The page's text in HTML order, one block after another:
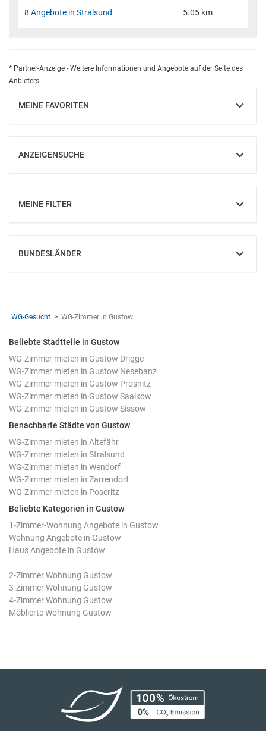
8 Angebote in Stralsund 5.05 km
* Partner-Anzeige - Weitere Informationen und Angebote auf der Seite des
Anbieters
MEINE FAVORITEN
EINBLENDEN
ANZEIGENSUCHE
EINBLENDEN
MEINE FILTER
EINBLENDEN
BUNDESLÄNDER
EINBLENDEN
WG-Gesucht WG-Zimmer in Gustow
Beliebte Stadtteile in Gustow
WG-Zimmer mieten in Gustow Drigge
WG-Zimmer mieten in Gustow Nesebanz
WG-Zimmer mieten in Gustow Prosnitz
WG-Zimmer mieten in Gustow Saalkow
WG-Zimmer mieten in Gustow Sissow
Benachbarte Städte von Gustow
WG-Zimmer mieten in Altefähr
WG-Zimmer mieten in Stralsund
WG-Zimmer mieten in Wendorf
WG-Zimmer mieten in Zarrendorf
WG-Zimmer mieten in Poseritz
Beliebte Kategorien in Gustow
1-Zimmer-Wohnung Angebote in Gustow
Wohnung Angebote in Gustow
Haus Angebote in Gustow
2-Zimmer Wohnung Gustow
3-Zimmer Wohnung Gustow
4-Zimmer Wohnung Gustow
Möblierte Wohnung Gustow